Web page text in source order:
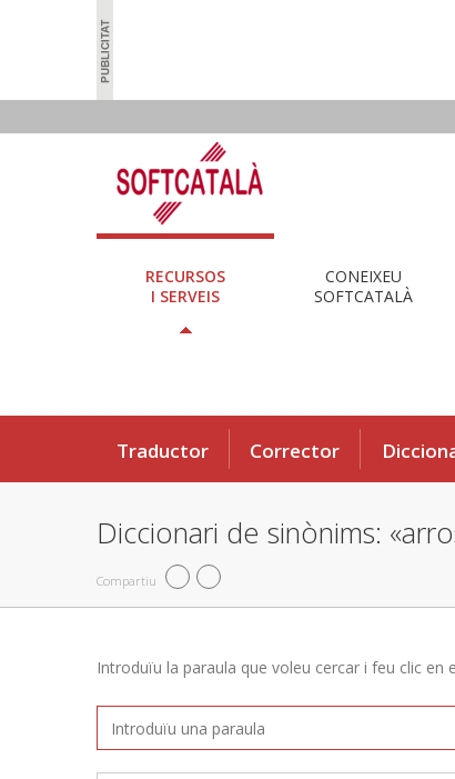
RECURSOS
I SERVEIS
CONEIXEU
SOFTCATALÀ
Traductor Corrector
Diccionari de sinònims:
Compartiu
Introduïu la paraula que voleu cercar i feu clic en